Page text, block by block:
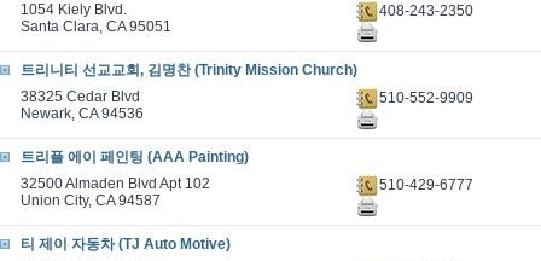
1054 Kiely Blvd.
Santa Clara, CA 95051
408-243-2350
트리니티 선교교회, 김명찬 (Trinity Mission Church)
38325 Cedar Blvd
Newark, CA 94536
510-552-9909
트리플 에이 페인팅 (AAA Painting)
32500 Almaden Blvd Apt 102
Union City, CA 94587
510-429-6777
티 제이 자동차 (TJ Auto Motive)